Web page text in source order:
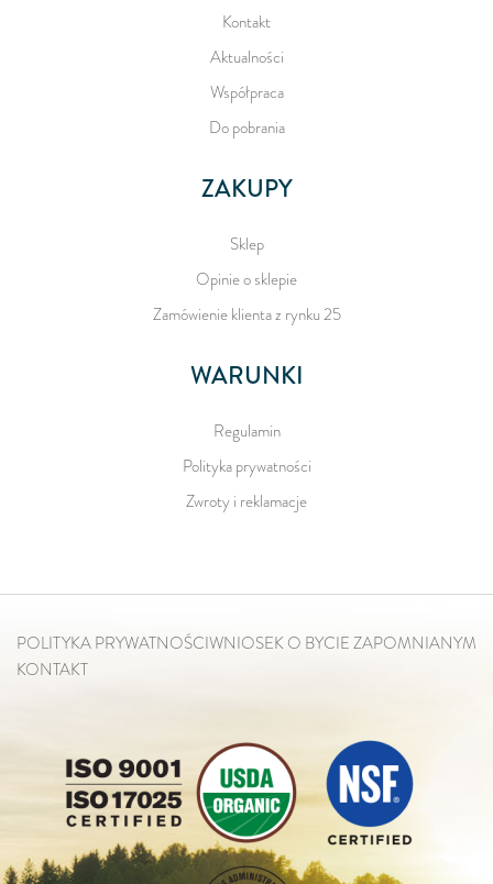
Kontakt
Aktualności
Współpraca
Do pobrania
ZAKUPY
Sklep
Opinie o sklepie
Zamówienie klienta z rynku 25
WARUNKI
Regulamin
Polityka prywatności
Zwroty i reklamacje
POLITYKA PRYWATNOŚCIWNIOSEK O BYCIE ZAPOMNIANYM
KONTAKT